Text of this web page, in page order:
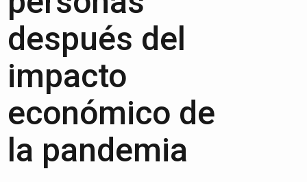
después del
impacto
económico de
la pandemia